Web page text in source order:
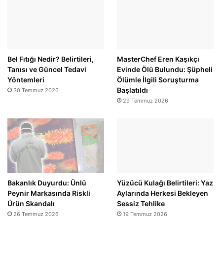
Bel Fıtığı Nedir? Belirtileri,
Tanısı ve Güncel Tedavi
Yöntemleri
30 Temmuz 2026
MasterChef Eren Kaşıkçı
Evinde Ölü Bulundu: Şüpheli
Ölümle İlgili Soruşturma
Başlatıldı
29 Temmuz 2026
Bakanlık Duyurdu: Ünlü
Peynir Markasında Riskli
Ürün Skandalı
26 Temmuz 2026
Yüzücü Kulağı Belirtileri: Yaz
Aylarında Herkesi Bekleyen
Sessiz Tehlike
19 Temmuz 2026